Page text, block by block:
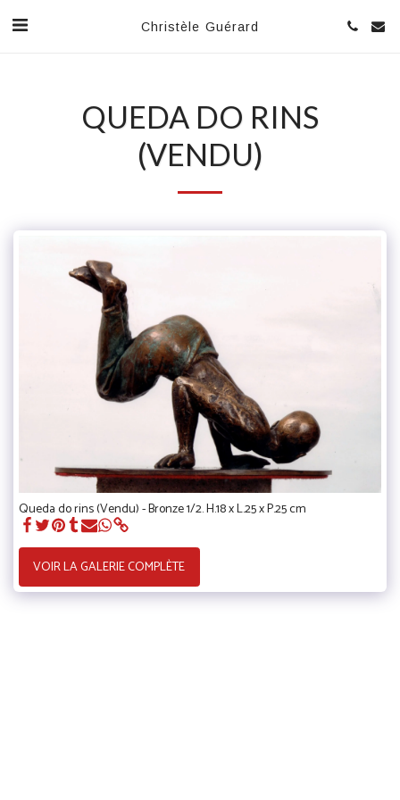
Christèle Guérard
QUEDA DO RINS
(VENDU)
Queda do rins (Vendu) - Bronze 1/2. H.18 x L.25 x P.25 cm
VOIR LA GALERIE COMPLÈTE